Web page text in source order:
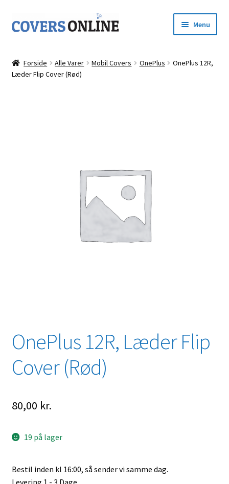
Spring
til
Spring
til
Menu
Shop
Forside Alle Varer Mobil Covers OnePlus
OnePlus 12R,
Læder Flip Cover (Rød)
OnePlus 12R, Læder Flip
Cover (Rød)
80,00 kr.
19 på lager
Bestil inden kl 16:00, så sender vi samme dag.